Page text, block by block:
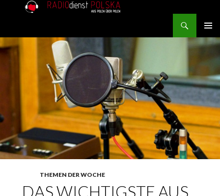
MENU
THEMEN DER WOCHE
DAS WICHTIGSTE AUS